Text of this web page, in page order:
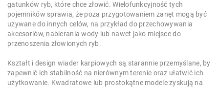
gatunków ryb, które chce złowić. Wielofunkcyjność tych
pojemników sprawia, że poza przygotowaniem zanęt mogą być
używane do innych celów, na przykład do przechowywania
akcesoriów, nabierania wody lub nawet jako miejsce do
przenoszenia złowionych ryb.
Kształt i design wiader karpiowych są starannie przemyślane, by
zapewnić ich stabilność na nierównym terenie oraz ułatwić ich
użytkowanie. Kwadratowe lub prostokątne modele zyskują na